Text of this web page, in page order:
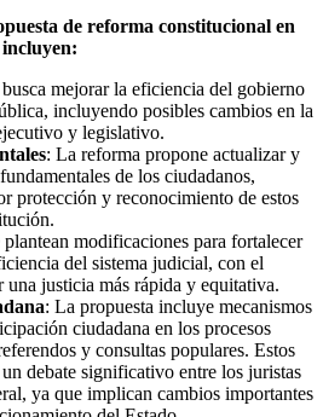
de reforma constitucional en
busca mejorar la eficiencia del gobierno
incluyendo posibles cambios en la
y legislativo.
: La reforma propone actualizar y
de los ciudadanos,
protección y reconocimiento de estos
plantean modificaciones para fortalecer
del sistema judicial, con el
una justicia más rápida y equitativa.
: La propuesta incluye mecanismos
ciudadana en los procesos
y consultas populares. Estos
debate significativo entre los juristas
ya que implican cambios importantes